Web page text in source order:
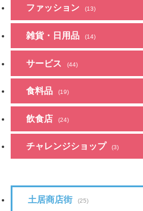
ファッション (13)
雑貨・日用品 (14)
サービス (44)
食料品 (19)
飲食店 (24)
チャレンジショップ (3)
土居商店街 (25)